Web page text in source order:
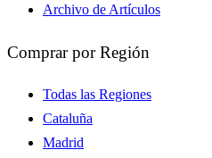
Archivo de Artículos
Comprar por Región
Todas las Regiones
Cataluña
Madrid